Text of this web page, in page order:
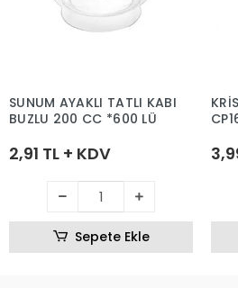
SUNUM AYAKLI TATLI KABI
BUZLU 200 CC *600 LÜ
2,91 TL + KDV
Sepete Ekle
KRİSTAL 4